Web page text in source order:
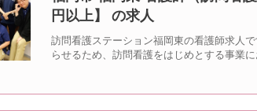
円以上】 の求人
訪問看護ステーション福岡東の看護師求人
らせるため、訪問看護をはじめとする事業